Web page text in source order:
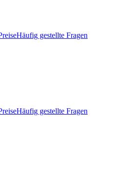
Häufig gestellte Fragen
Häufig gestellte Fragen